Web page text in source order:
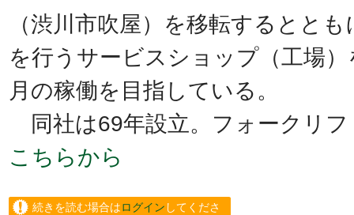
（渋川市吹屋）を移転するとと
を行うサービスショップ（工場
月の稼働を目指している。
同社は69年設立。フォークリ
こちらから
続きを読む場合はログイン してくださ